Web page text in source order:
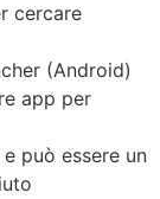
cercare
(Android)
app per
può essere un